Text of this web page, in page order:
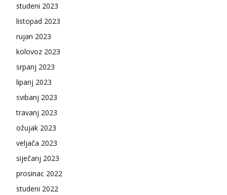
studeni 2023
listopad 2023
rujan 2023
kolovoz 2023
srpanj 2023
lipanj 2023
svibanj 2023
travanj 2023
ožujak 2023
veljača 2023
siječanj 2023
prosinac 2022
studeni 2022